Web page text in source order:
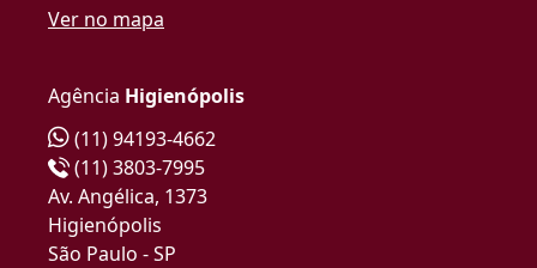
Ver no mapa
Agência Higienópolis
(11) 94193-4662
(11) 3803-7995
Av. Angélica, 1373
Higienópolis
São Paulo - SP